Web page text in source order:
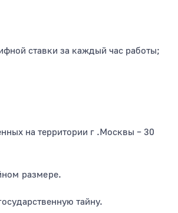
ставки за каждый час работы;
на территории г .Москвы – 30
размере.
тайну.